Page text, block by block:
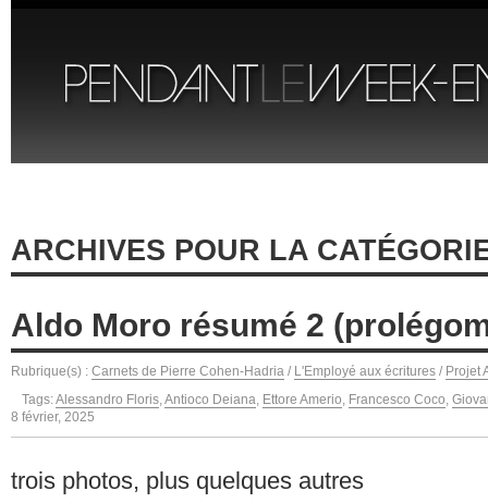
ARCHIVES POUR LA
Aldo Moro résumé 2
Rubrique(s) : Carnets de Pierre Cohen-Hadria / L'Employé aux écritures / Projet
Tags:Alessandro Floris,Antioco Deiana, Ettore Amerio, Francesco Coco,
8 février, 2025
trois photos, plus quelques autres